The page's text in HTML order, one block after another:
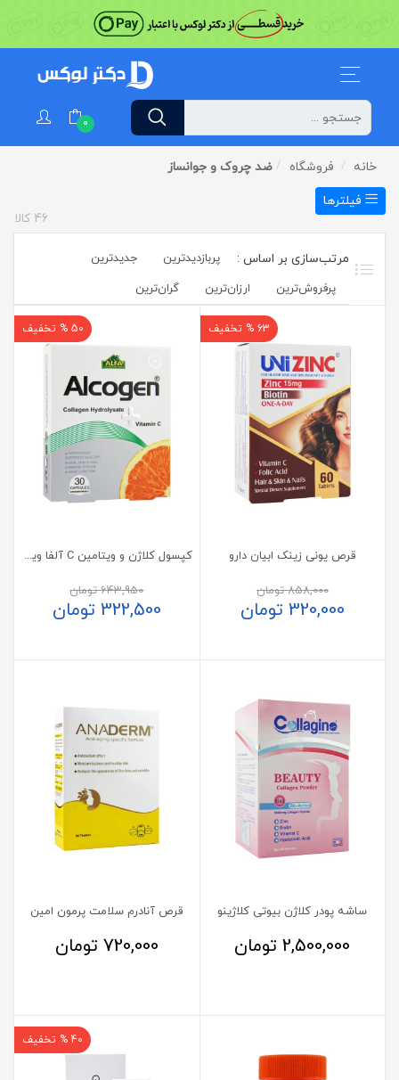
0
خانه فروشگاه
ضد چروک و جوانساز
فیلترها
46 کالا
پربازدیدترین
جدیدترین
پرفروش‌ترین‌
ارزان‌ترین گران‌ترین
63 % تخفیف
قرص یونی زینک ابیان دارو
858,000تومان
320,000 تومان
50 % تخفیف
کپسول کلاژن و ویتامین C آلفا ویتامینز 30 عدد
643,950تومان
322,500 تومان
ساشه پودر کلاژن بیوتی کلاژینو
2,500,000تومان
قرص آنادرم سلامت پرمون امین
720,000 تومان
40 % تخفیف